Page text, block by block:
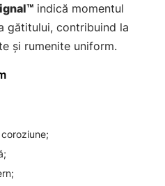
indică momentul
gătitului, contribuind la
și rumenite uniform.